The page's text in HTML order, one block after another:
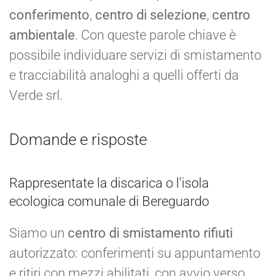
conferimento, centro di selezione, centro
ambientale. Con queste parole chiave è
possibile individuare servizi di smistamento
e tracciabilità analoghi a quelli offerti da
Verde srl.
Domande e risposte
Rappresentate la discarica o l'isola
ecologica comunale di Bereguardo
Siamo un centro di smistamento rifiuti
autorizzato: conferimenti su appuntamento